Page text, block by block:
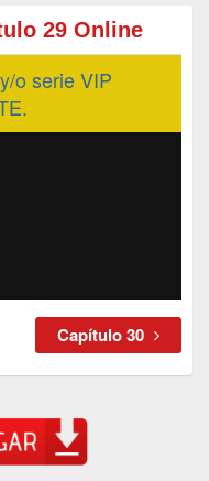
29 Online
o serie VIP
Capítulo 30